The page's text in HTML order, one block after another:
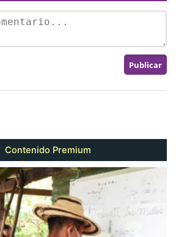
Contenido Premium